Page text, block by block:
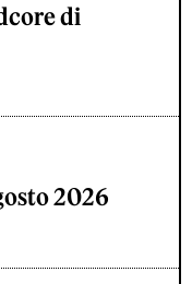
di
2026